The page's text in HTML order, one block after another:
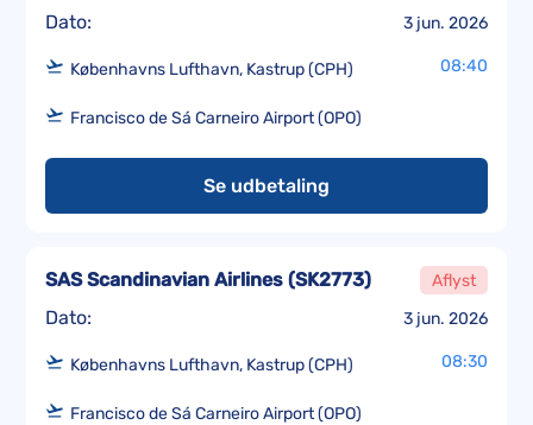
Dato: 3 jun. 2026
Københavns Lufthavn, Kastrup (CPH) 08:40
Francisco de Sá Carneiro Airport (OPO)
Se udbetaling
Dato: 3 jun. 2026
SAS Scandinavian Airlines (SK2773) Aflyst
Københavns Lufthavn, Kastrup (CPH) 08:30
Francisco de Sá Carneiro Airport (OPO)